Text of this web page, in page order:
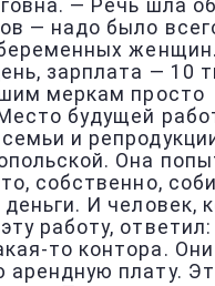
— Речь шла
— надо было
зарплата — 10
меркам просто
будущей
и
Она
собственно,
И человек,
работу, ответил:
то контора.
арендную плату.